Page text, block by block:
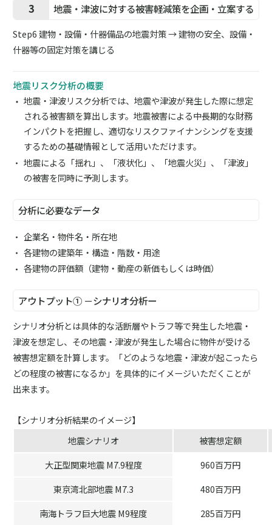
3 地震・津波に対する被害軽減策を企画・立案する
Step6 建物・設備・什器備品の地震対策 → 建物の安全、設備・
什器等の固定対策を講じる
地震リスク分析の概要
地震・津波リスク分析では、地震や津波が発生した際に想定
される被害額を算出します。地震被害による中長期的な財務
インパクトを把握し、適切なリスクファイナンシングを支援
するための基礎情報として活用いただけます。
地震による「揺れ」、「液状化」、「地震火災」、「津波」
の被害を同時に予測します。
分析に必要なデータ
企業名・物件名・所在地
各建物の建築年・構造・階数・用途
各建物の評価額（建物・動産の新価もしくは時価）
アウトプット① －シナリオ分析ー
シナリオ分析とは具体的な活断層やトラフ等で発生した地震・
津波を想定し、その地震・津波が発生した場合に物件が受ける
被害想定額を計算します。「どのような地震・津波が起こったら
どの程度の被害になるか」を具体的にイメージいただくことが
出来ます。
【シナリオ分析結果のイメージ】
地震シナリオ
被害想定額
大正型関東地震 M7.9程度
960百万円
東京湾北部地震 M7.3
480百万円
南海トラフ巨大地震 M9程度
285百万円